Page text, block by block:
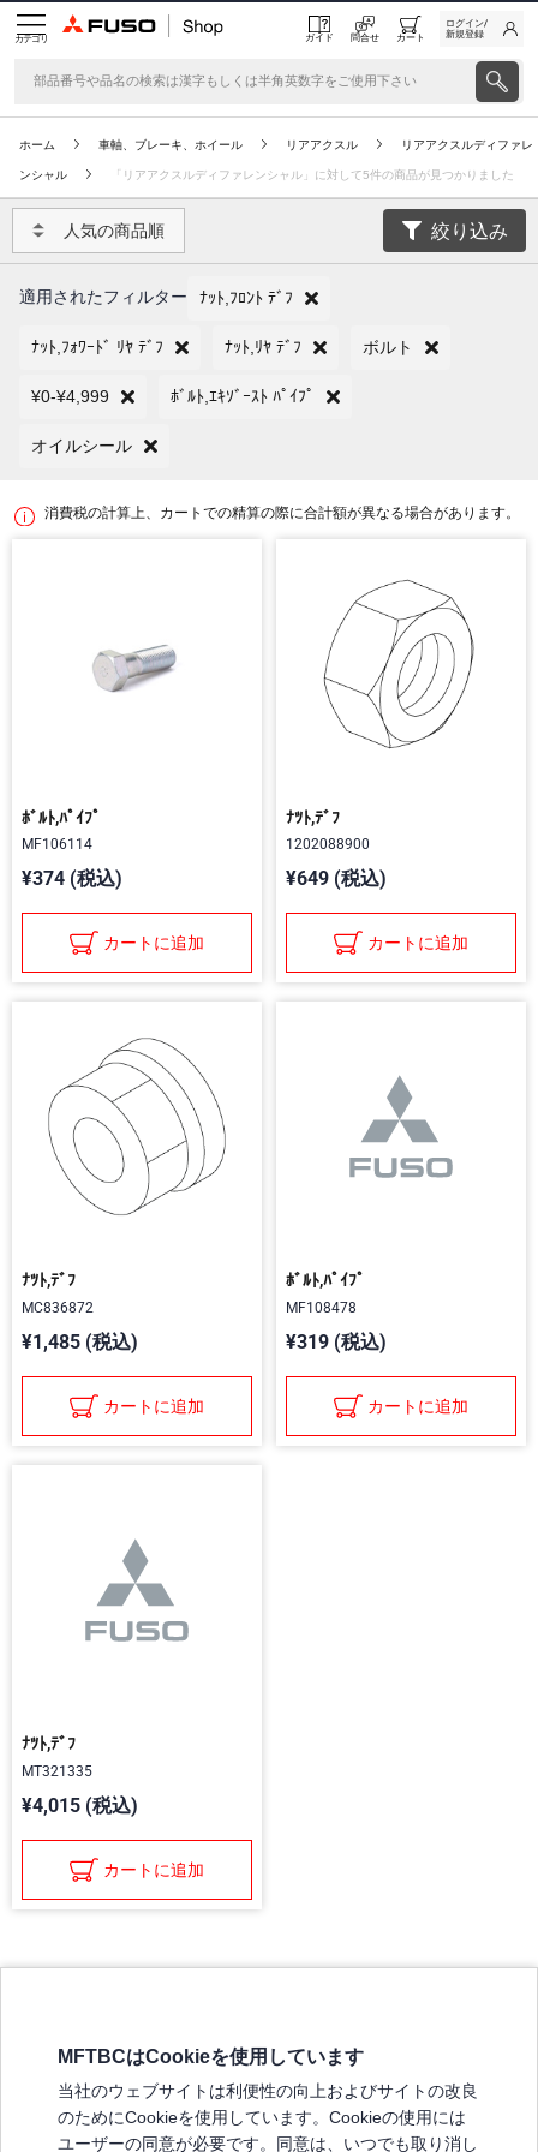
カテゴリ ガイド 問合せ カート
ログイン/
新規登録
ホーム 車軸、ブレーキ、ホイール リアアクスル リアアクスルディファレ
ンシャル 「リアアクスルディファレンシャル」に対して5件の商品が見つかりました
人気の商品順 絞り込み
適用されたフィルター ﾅｯﾄ,ﾌﾛﾝﾄ ﾃﾞﾌ
ﾅｯﾄ,ﾌｫﾜｰﾄﾞ ﾘﾔ ﾃﾞﾌ ﾅｯﾄ,ﾘﾔ ﾃﾞﾌ ボルト
¥0-¥4,999 ﾎﾞﾙﾄ,ｴｷｿﾞｰｽﾄ ﾊﾟｲﾌﾟ
オイルシール
消費税の計算上、カートでの精算の際に合計額が異なる場合があります。
ﾎﾞﾙﾄ,ﾊﾟｲﾌﾟ
MF106114
¥374 (税込)
カートに追加
ﾅﾂﾄ,ﾃﾞﾌ
1202088900
¥649 (税込)
カートに追加
ﾅﾂﾄ,ﾃﾞﾌ
MC836872
¥1,485 (税込)
カートに追加
ﾎﾞﾙﾄ,ﾊﾟｲﾌﾟ
MF108478
¥319 (税込)
カートに追加
ﾅﾂﾄ,ﾃﾞﾌ
MT321335
¥4,015 (税込)
カートに追加
弊社の製品について
販売店リスト
MFTBCはCookieを使用しています
当社のウェブサイトは利便性の向上およびサイトの改良
のためにCookieを使用しています。Cookieの使用には
ユーザーの同意が必要です。同意は、いつでも取り消し